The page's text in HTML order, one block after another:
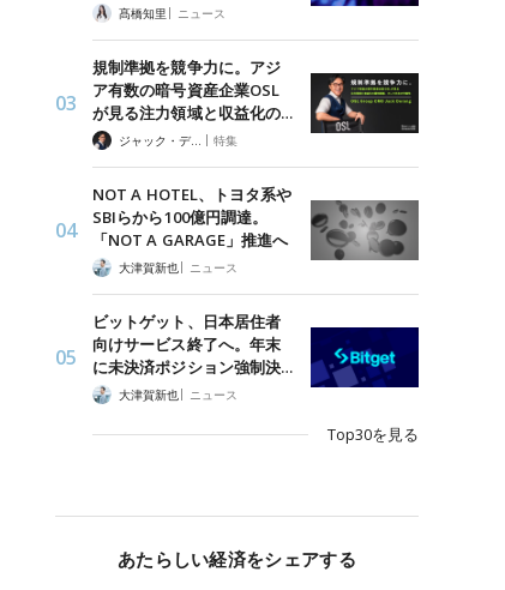
髙橋知里 | ニュース
規制準拠を競争力に。アジ
ア有数の暗号資産企業OSL
が見る注力領域と収益化の…
ジャック・デロン（Jack Derong） | 特集
NOT A HOTEL、トヨタ系や
SBIらから100億円調達。
「NOT A GARAGE」推進へ
大津賀新也| ニュース
ビットゲット、日本居住者
向けサービス終了へ。年末
に未決済ポジション強制決…
大津賀新也| ニュース
Top30を見る
あたらしい経済をシェアする